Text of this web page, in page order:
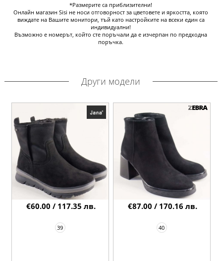
*Размерите са приблизителни!
Онлайн магазин Sisi не носи отговорност за цветовете и яркостта, която
виждате на Вашите монитори, тъй като настройките на всеки един са
индивидуални!
Възможно е номерът, който сте поръчали да е изчерпан по предходна
поръчка.
Други модели
39
€60.00 / 117.35 лв.
40
€87.00 / 170.16 лв.